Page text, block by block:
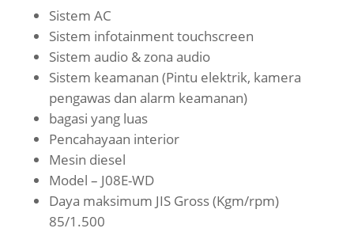
Sistem AC
Sistem infotainment touchscreen
Sistem audio & zona audio
Sistem keamanan (Pintu elektrik, kamera
pengawas dan alarm keamanan)
bagasi yang luas
Pencahayaan interior
Mesin diesel
Model – J08E-WD
Daya maksimum JIS Gross (Kgm/rpm)
85/1.500